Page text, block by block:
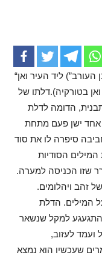
“דלת המהר” מגולפת בצוק אגרבאקאר (“אבן העורב”) ליד העיר ואן
בטורקיה).דלתו של
הדומה לדלת
אחד ישן פעם מתחת
סיפרה לו את סוד
הסודיות
שזו הכניסה למערה.
זהב ויהלומים.
המילים. הדלת
התגעגע למקל שנשאר
לעזוב,
שעכשיו הוא נמצא